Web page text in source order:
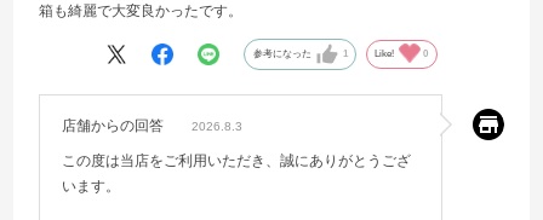
箱も綺麗で大変良かったです。
参考になった 1 Like! 0
店舗からの回答 2026.8.3
この度は当店をご利用いただき、誠にありがとうござ
います。